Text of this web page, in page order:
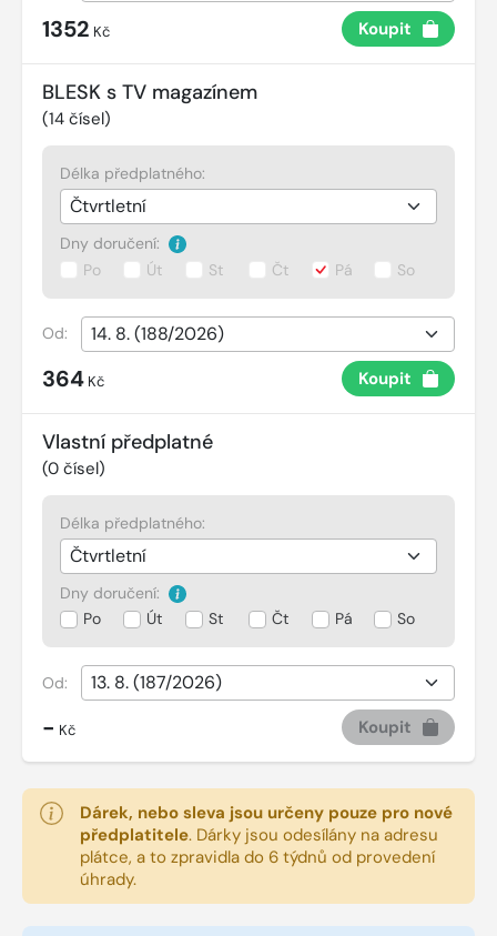
1352 Kč Koupit
BLESK s TV magazínem
(14 čísel)
Délka předplatného:
Dny doručení:
Po
Út St Čt Pá So
Od:
364 Kč Koupit
Vlastní předplatné
(0 čísel)
Délka předplatného:
Dny doručení:
Po
Út St Čt Pá So
Od:
- Kč Koupit
Dárek, nebo sleva jsou určeny pouze pro nové
předplatitele. Dárky jsou odesílány na adresu
plátce, a to zpravidla do 6 týdnů od provedení
úhrady.